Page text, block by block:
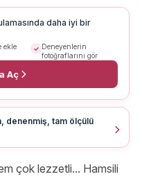
daha iyi bir
ekle
Deneyenlerin
fotoğraflarını gör
Aç
denenmiş, tam ölçülü
çok lezzetli... Hamsili